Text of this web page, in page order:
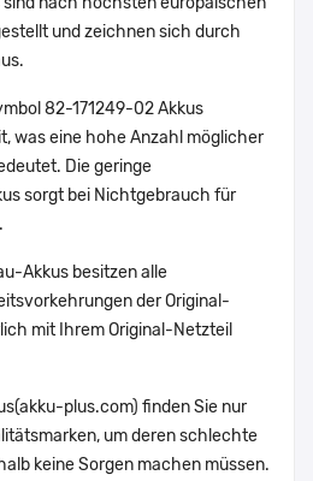
und zeichnen sich durch
82-171249-02 Akkus
was eine hohe Anzahl möglicher
Die geringe
sorgt bei Nichtgebrauch für
Akkus besitzen alle
der Original-
mit Ihrem Original-Netzteil
plus.com) finden Sie nur
um deren schlechte
keine Sorgen machen müssen.